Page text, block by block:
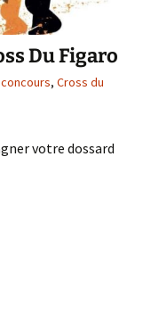
Du Figaro
concours, Cross du
votre dossard